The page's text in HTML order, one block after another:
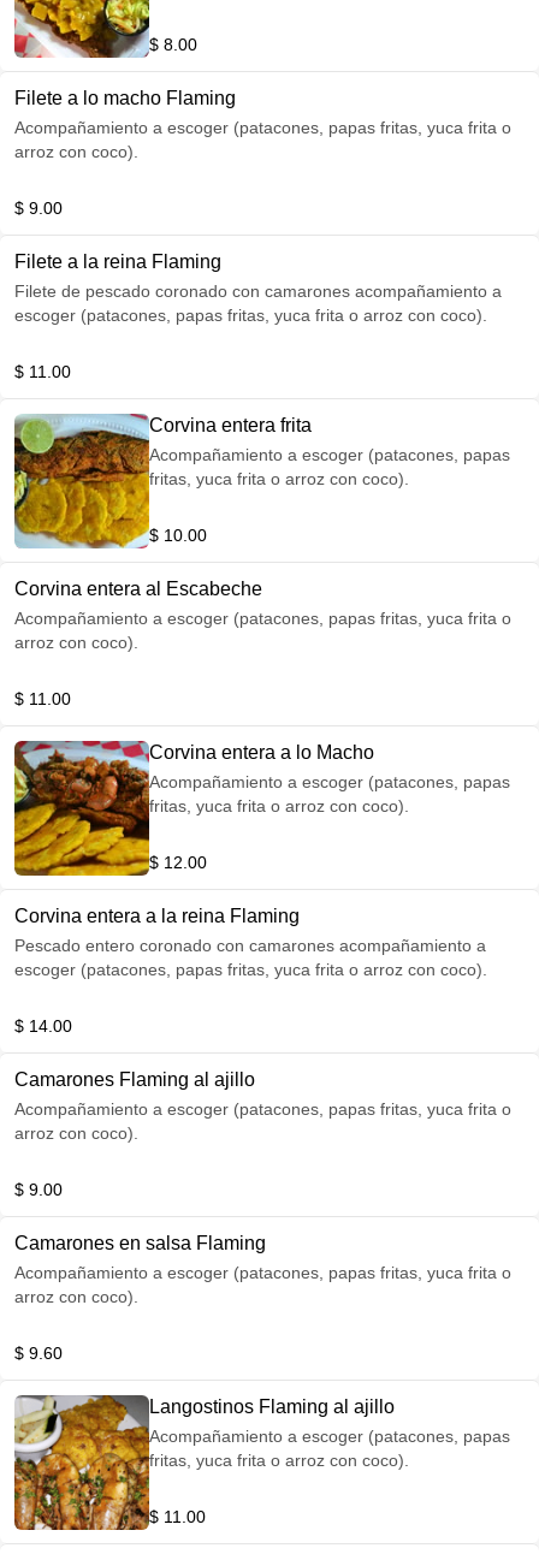
$ 8.00
Filete a lo macho Flaming
Acompañamiento a escoger (patacones, papas fritas, yuca frita o
arroz con coco).
$ 9.00
Filete a la reina Flaming
Filete de pescado coronado con camarones acompañamiento a
escoger (patacones, papas fritas, yuca frita o arroz con coco).
$ 11.00
Corvina entera frita
Acompañamiento a escoger (patacones, papas
fritas, yuca frita o arroz con coco).
$ 10.00
Corvina entera al Escabeche
Acompañamiento a escoger (patacones, papas fritas, yuca frita o
arroz con coco).
$ 11.00
Corvina entera a lo Macho
Acompañamiento a escoger (patacones, papas
fritas, yuca frita o arroz con coco).
$ 12.00
Corvina entera a la reina Flaming
Pescado entero coronado con camarones acompañamiento a
escoger (patacones, papas fritas, yuca frita o arroz con coco).
$ 14.00
Camarones Flaming al ajillo
Acompañamiento a escoger (patacones, papas fritas, yuca frita o
arroz con coco).
$ 9.00
Camarones en salsa Flaming
Acompañamiento a escoger (patacones, papas fritas, yuca frita o
arroz con coco).
$ 9.60
Langostinos Flaming al ajillo
Acompañamiento a escoger (patacones, papas
fritas, yuca frita o arroz con coco).
$ 11.00